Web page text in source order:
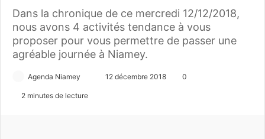
Dans la chronique de ce mercredi 12/12/2018,
nous avons 4 activités tendance à vous
proposer pour vous permettre de passer une
agréable journée à Niamey.
Agenda Niamey 12 décembre 2018 0
2 minutes de lecture